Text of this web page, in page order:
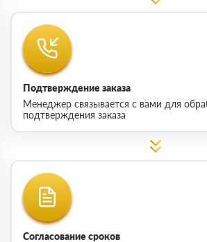
Подтверждение заказа
Менеджер связывается с вами для
подтверждения заказа
Согласование сроков